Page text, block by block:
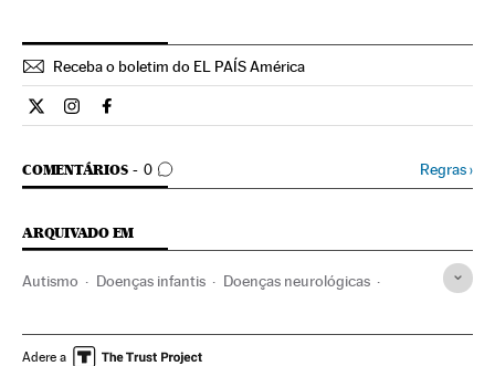
Receba o boletim do EL PAÍS América
Ciencia El País Brasil en Twitter
Ciencia El País Brasil en Instagram
Ciencia El País Brasil en Facebook
COMENTÁRIOS 0
COMENTÁRIOS Regras›
ARQUIVADO EM
Autismo Doenças infantis Doenças neurológicas
Saúde
Adere a